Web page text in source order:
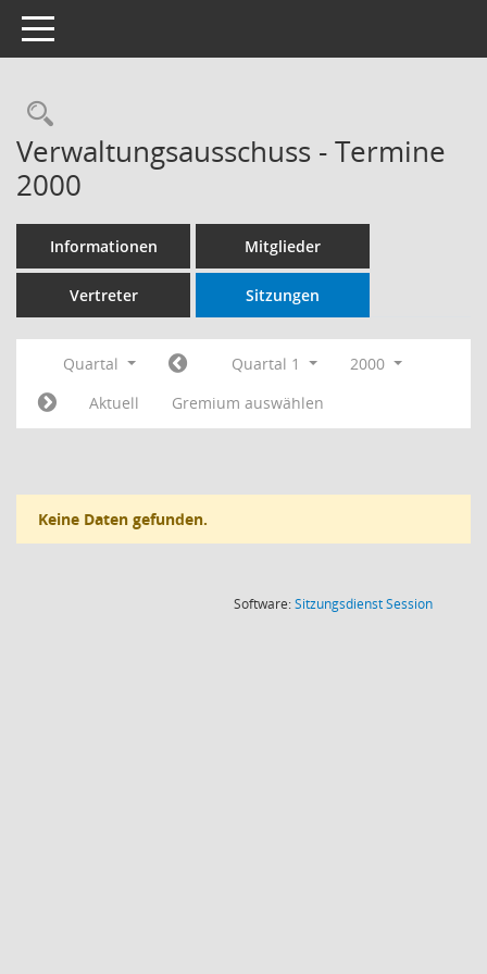
Toggle navigation
Rechercheauswahl
Verwaltungsausschuss - Termine
2000
Informationen Mitglieder
Vertreter Sitzungen
Quartal Quartal 1
2000
Aktuell
Gremium auswählen
Keine Daten gefunden.
Software:SitzungsdienstSession(Wird in